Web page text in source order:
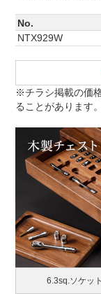
No.
NTX929W
※チラシ掲載の価
ることがあります。
6.3sq.ソケッ